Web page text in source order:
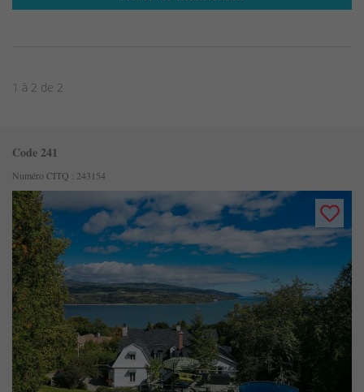
1 à 2 de 2
Code 241
Numéro CITQ : 243154